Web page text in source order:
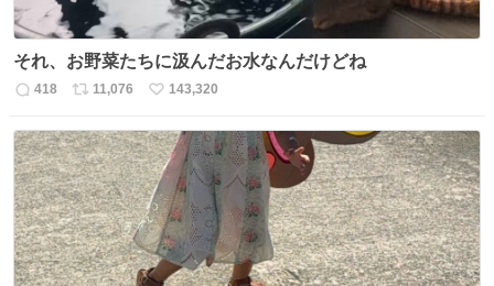
それ、お野菜たちに汲んだお水なんだけどね
返
数
418
リ
ス
ト
数
11,076
い
ね
数
143,320